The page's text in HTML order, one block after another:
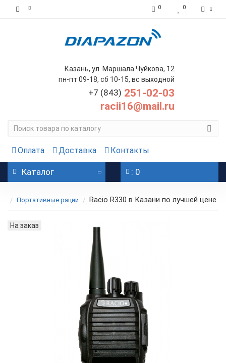
0 0
Казань, ул. Маршала Чуйкова, 12
пн-пт 09-18, сб 10-15, вс выходной
+7 (843) 251-02-03
racii16@mail.ru
Оплата Доставка Контакты
Каталог : 0
Портативные рации Racio R330 в Казани по лучшей цене
На заказ